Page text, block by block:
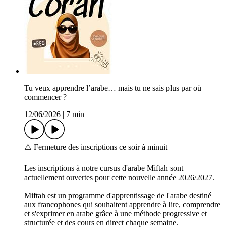
Tu veux apprendre l’arabe… mais tu ne sais plus par où
commencer ?
12/06/2026
7 min
⚠️ Fermeture des inscriptions ce soir à minuit
Les inscriptions à notre cursus d'arabe Miftah sont
actuellement ouvertes pour cette nouvelle année 2026/2027.
Miftah est un programme d'apprentissage de l'arabe destiné
aux francophones qui souhaitent apprendre à lire, comprendre
et s'exprimer en arabe grâce à une méthode progressive et
structurée et des cours en direct chaque semaine.